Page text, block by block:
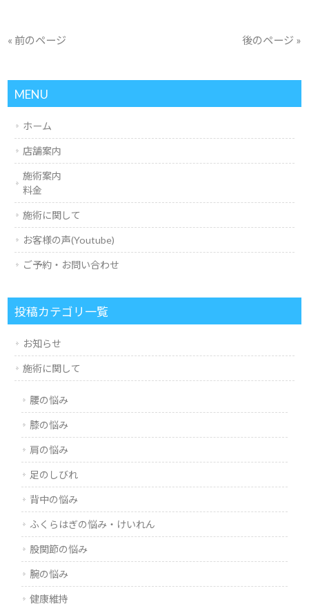
« 前のページ 後のページ »
MENU
ホーム
店舗案内
施術案内
料金
施術に関して
お客様の声(Youtube)
ご予約・お問い合わせ
投稿カテゴリ一覧
お知らせ
施術に関して
腰の悩み
膝の悩み
肩の悩み
足のしびれ
背中の悩み
ふくらはぎの悩み・けいれん
股関節の悩み
腕の悩み
健康維持